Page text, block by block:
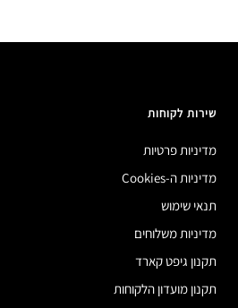
שירות לקוחות
מדיניות פרטיות
מדיניות ה-Cookies
תנאי שימוש
מדיניות משלוחים
תקנון גיפט קארד
תקנון מועדון הלקוחות